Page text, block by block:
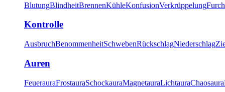
BlutungBlindheitBrennenKühleKonfusionVerkrüppelung
Kontrolle
AusbruchBenommenheitSchwebenRückschlagNiederschlag
Auren
FeuerauraFrostauraSchockauraMagnetauraLichtauraChaosaura